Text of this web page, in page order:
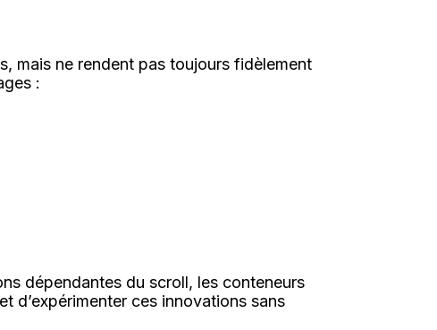
mais ne rendent pas toujours fidèlement
:
dépendantes du scroll, les conteneurs
d’expérimenter ces innovations sans